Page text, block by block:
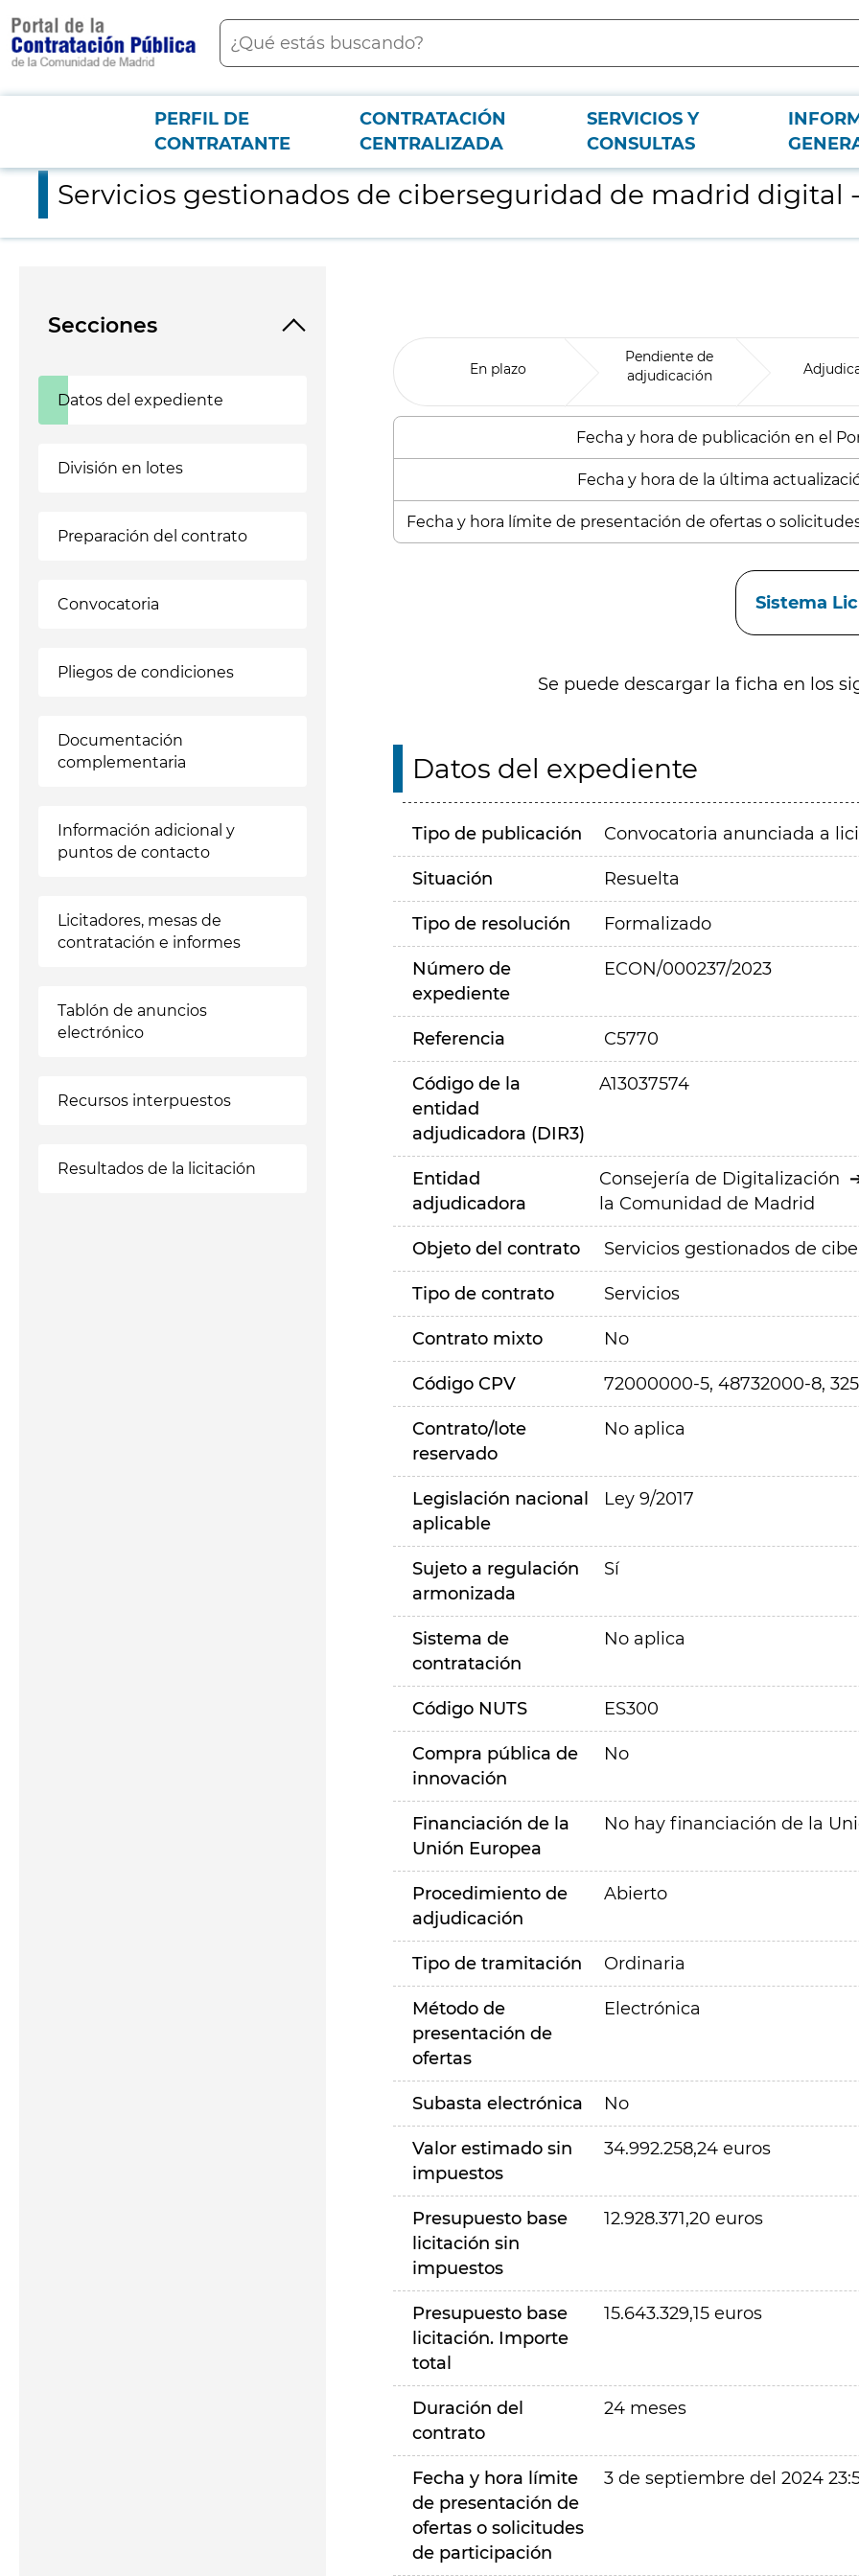
contenido
principal
Buscar
Menú PCON
PERFIL DE
CONTRATANTE
CONTRATACIÓN
CENTRALIZADA
SERVICIOS Y
CONSULTAS
Servicios gestionados de ciberseguridad de madrid digital - 4 lotes
Servicios gestionados de ciberseguridad de madrid digital
Secciones
Datos del expediente
División en lotes
Preparación del contrato
Convocatoria
Pliegos de condiciones
Documentación
complementaria
Información adicional y
puntos de contacto
Licitadores, mesas de
contratación e informes
Tablón de anuncios
electrónico
Recursos interpuestos
Resultados de la licitación
En plazo
Pendiente de
adjudicación
Fecha y hora de publicación en el
Fecha y hora de la última
Fecha y hora límite de presentación de ofertas o
Sistema
Se puede descargar la ficha en los
Datos del expediente
Tipo de publicación Convocatoria anunciada a
Situación Resuelta
Tipo de resolución Formalizado
Número de
expediente
ECON/000237/2023
Referencia C5770
Código de la
entidad
adjudicadora (DIR3)
A13037574
Entidad
adjudicadora
Consejería de Digitalización
la Comunidad de Madrid
Objeto del contrato Servicios gestionados de
Tipo de contrato Servicios
Contrato mixto No
Código CPV 72000000-5, 48732000-8,
Contrato/lote
reservado
No aplica
Legislación nacional
aplicable
Ley 9/2017
Sujeto a regulación
armonizada
Sí
Sistema de
contratación
No aplica
Código NUTS ES300
Compra pública de
innovación
No
Financiación de la
Unión Europea
No hay financiación de la
Procedimiento de
adjudicación
Abierto
Tipo de tramitación Ordinaria
Método de
presentación de
ofertas
Electrónica
Subasta electrónica No
Valor estimado sin
impuestos
34.992.258,24 euros
Presupuesto base
licitación sin
impuestos
12.928.371,20 euros
Presupuesto base
licitación. Importe
total
15.643.329,15 euros
Duración del
contrato
24 meses
Fecha y hora límite
de presentación de
ofertas o solicitudes
de participación
3 de septiembre del 2024